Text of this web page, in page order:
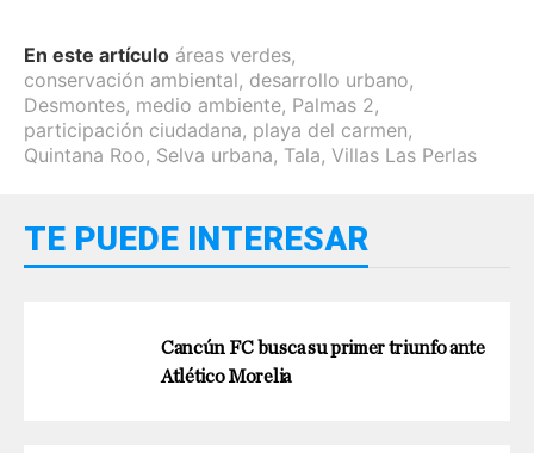
En este artículo áreas verdes,
conservación ambiental, desarrollo urbano,
Desmontes, medio ambiente, Palmas 2,
participación ciudadana, playa del carmen,
Quintana Roo, Selva urbana, Tala, Villas Las Perlas
TE PUEDE INTERESAR
Cancún FC busca su primer triunfo ante
Atlético Morelia